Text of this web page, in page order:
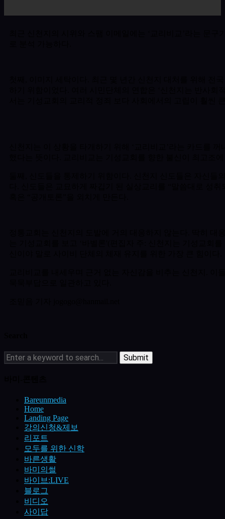
Bareunmedia
Home
Landing Page
강의신청&제보
리포트
모두를 위한 신학
바른생활
바미의썰
바이브:LIVE
블로그
비디오
사이답